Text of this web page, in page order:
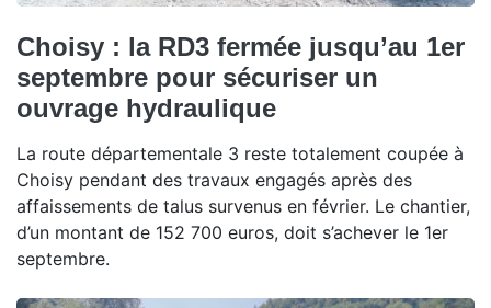
Choisy : la RD3 fermée jusqu’au 1er
septembre pour sécuriser un
ouvrage hydraulique
La route départementale 3 reste totalement coupée à
Choisy pendant des travaux engagés après des
affaissements de talus survenus en février. Le chantier,
d’un montant de 152 700 euros, doit s’achever le 1er
septembre.